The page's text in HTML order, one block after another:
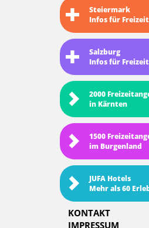
Steiermark
Infos für
Salzburg
Infos für
2000
in Kärnten
1500
im Burgenland
JUFA Hotels
Mehr als 60
KONTAKT
IMPRESSUM